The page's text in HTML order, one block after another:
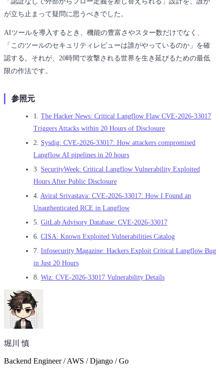
が立ち止まって疑問に思うべきでした。
AIツールを導入するとき、機能の豊富さやスター数だけでなく、
「このツールのセキュリティレビューは誰がやっているのか」を確
認する。それが、20時間で攻撃される世界を生き延びるための最低
限の作法です。
参照元
1.
The Hacker News: Critical Langflow Flaw CVE-2026-33017
Triggers Attacks within 20 Hours of Disclosure
2.
Sysdig: CVE-2026-33017: How attackers compromised
Langflow AI pipelines in 20 hours
3. SecurityWeek: Critical Langflow Vulnerability Exploited
Hours After Public Disclosure
4. Aviral Srivastava: CVE-2026-33017: How I Found an
Unauthenticated RCE in Langflow
5. GitLab Advisory Database: CVE-2026-33017
6. CISA: Known Exploited Vulnerabilities Catalog
7. Infosecurity Magazine: Hackers Exploit Critical Langflow Bug
in Just 20 Hours
8. Wiz: CVE-2026-33017 Vulnerability Details
堀川 慎
Backend Engineer / AWS / Django / Go